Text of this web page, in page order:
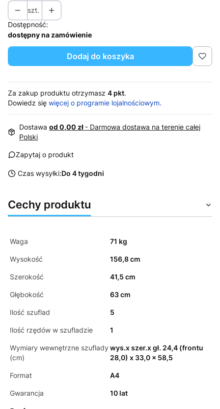
szt.
Dostępność:
dostępny na zamówienie
Dodaj do koszyka
Za zakup produktu otrzymasz 4 pkt.
Dowiedz się więcej o programie lojalnościowym.
Dostawaod 0,00 zł - Darmowa dostawa na terenie całej
Polski
Zapytaj o produkt
Czas wysyłki:Do 4 tygodni
Cechy produktu
Waga 71 kg
Wysokość 156,8 cm
Szerokość 41,5 cm
Głębokość 63 cm
Ilość szuflad 5
Ilość rzędów w szufladzie 1
Wymiary wewnętrzne szuflady
(cm)
wys.x szer.x gł. 24,4 (frontu
28,0) x 33,0 x 58,5
Format A4
Gwarancja 10 lat